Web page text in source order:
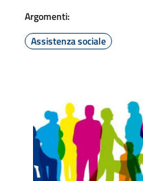
Argomenti:
Assistenza sociale